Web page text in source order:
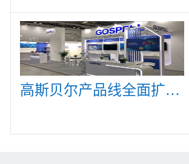
高斯贝尔产品线全面扩展，众多新产品亮相CommunicAsia 2019